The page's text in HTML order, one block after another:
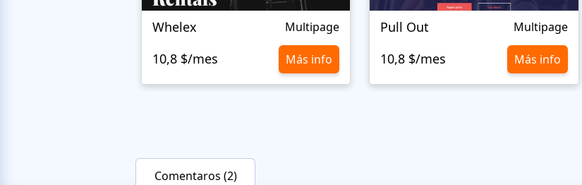
Whelex Multipage
10,8 $/mes Más info
Pull Out Multipage
10,8 $/mes Más info
Comentaros (2)